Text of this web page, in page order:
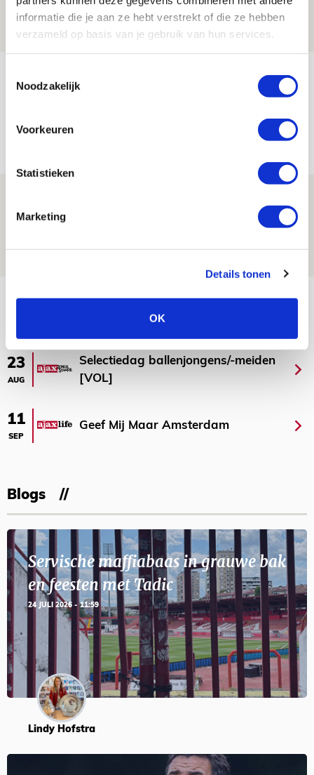
informatie die je aan ze hebt verstrekt of die ze hebben
verzameld op basis van je gebruik van hun services.
Noodzakelijk
Voorkeuren
Statistieken
Marketing
Details tonen
OK
07 AUGUSTUS 2026 - 20:02
NIEUWS
spreekt over Godts, Baas en
07 AUGUSTUS 2026 - 14:13
Europees treffen met Shelbourne
23
AUG
Selectiedag ballenjongens/-meiden
[VOL]
11
SEP
Geef Mij Maar Amsterdam
Blogs
Servische maffiabaas in grauwe bak
en feesten met Tadic
24 JULI 2026 - 11:59
Lindy Hofstra